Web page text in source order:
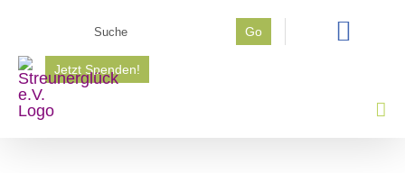
springen
Go
Jetzt Spenden!